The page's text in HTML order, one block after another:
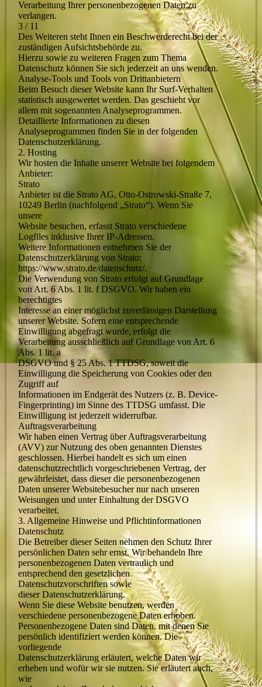
Verarbeitung Ihrer personenbezogenen Daten zu
verlangen.
3 / 11
Des Weiteren steht Ihnen ein Beschwerderecht bei der
zuständigen Aufsichtsbehörde zu.
Hierzu sowie zu weiteren Fragen zum Thema
Datenschutz können Sie sich jederzeit an uns wenden.
Analyse-Tools und Tools von Drittanbietern
Beim Besuch dieser Website kann Ihr Surf-Verhalten
statistisch ausgewertet werden. Das geschieht vor
allem mit sogenannten Analyseprogrammen.
Detaillierte Informationen zu diesen
Analyseprogrammen finden Sie in der folgenden
Datenschutzerklärung.
2. Hosting
Wir hosten die Inhalte unserer Website bei folgendem
Anbieter:
Strato
Anbieter ist die Strato AG, Otto-Ostrowski-Straße 7,
10249 Berlin (nachfolgend „Strato“). Wenn Sie
unsere
Website besuchen, erfasst Strato verschiedene
Logfiles inklusive Ihrer IP-Adressen.
Weitere Informationen entnehmen Sie der
Datenschutzerklärung von Strato:
https://www.strato.de/datenschutz/.
Die Verwendung von Strato erfolgt auf Grundlage
von Art. 6 Abs. 1 lit. f DSGVO. Wir haben ein
berechtigtes
Interesse an einer möglichst zuverlässigen Darstellung
unserer Website. Sofern eine entsprechende
Einwilligung abgefragt wurde, erfolgt die
Verarbeitung ausschließlich auf Grundlage von Art. 6
Abs. 1 lit. a
DSGVO und § 25 Abs. 1 TTDSG, soweit die
Einwilligung die Speicherung von Cookies oder den
Zugriff auf
Informationen im Endgerät des Nutzers (z. B. Device-
Fingerprinting) im Sinne des TTDSG umfasst. Die
Einwilligung ist jederzeit widerrufbar.
Auftragsverarbeitung
Wir haben einen Vertrag über Auftragsverarbeitung
(AVV) zur Nutzung des oben genannten Dienstes
geschlossen. Hierbei handelt es sich um einen
datenschutzrechtlich vorgeschriebenen Vertrag, der
gewährleistet, dass dieser die personenbezogenen
Daten unserer Websitebesucher nur nach unseren
Weisungen und unter Einhaltung der DSGVO
verarbeitet.
3. Allgemeine Hinweise und Pflichtinformationen
Datenschutz
Die Betreiber dieser Seiten nehmen den Schutz Ihrer
persönlichen Daten sehr ernst. Wir behandeln Ihre
personenbezogenen Daten vertraulich und
entsprechend den gesetzlichen
Datenschutzvorschriften sowie
dieser Datenschutzerklärung.
Wenn Sie diese Website benutzen, werden
verschiedene personenbezogene Daten erhoben.
Personenbezogene Daten sind Daten, mit denen Sie
persönlich identifiziert werden können. Die
vorliegende
Datenschutzerklärung erläutert, welche Daten wir
erheben und wofür wir sie nutzen. Sie erläutert auch,
wie